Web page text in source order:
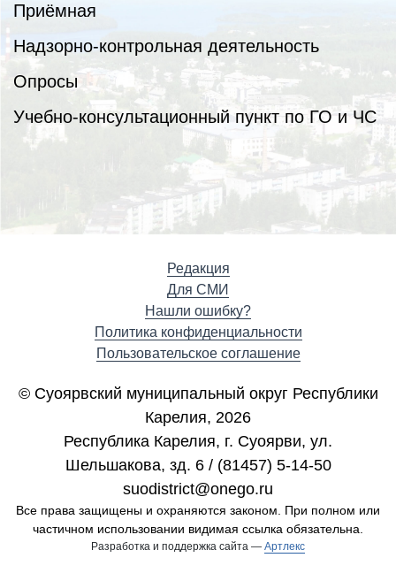
Приёмная
Надзорно-контрольная деятельность
Опросы
Учебно-консультационный пункт по ГО и ЧС
Редакция
Для СМИ
Нашли ошибку?
Политика конфиденциальности
Пользовательское соглашение
© Суоярвский муниципальный округ Республики
Карелия, 2026
Республика Карелия, г. Cуоярви, ул.
Шельшакова, зд. 6 / (81457) 5-14-50
suodistrict@onego.ru
Все права защищены и охраняются законом. При полном или
частичном использовании видимая ссылка обязательна.
Разработка и поддержка сайта — Артлекс